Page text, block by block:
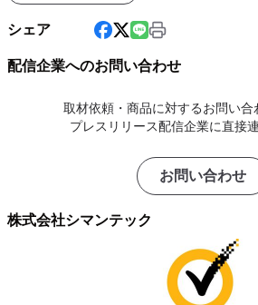
シェア
配信企業へのお問い合わせ
取材依頼・商品に対するお問い合
プレスリリース配信企業に直接
お問い合わせ
株式会社シマンテック